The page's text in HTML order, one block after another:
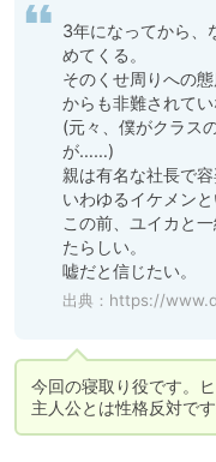
3年になってから、
めてくる。
そのくせ周りへの
からも非難されてい
(元々、僕がクラス
が……)
親は有名な社長で容
いわゆるイケメン
この前、ユイカと
たらしい。
嘘だと信じたい。
出典： https://
今回の寝取り役です。
主人公とは性格反対です